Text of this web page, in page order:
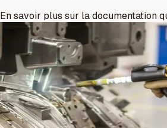
En savoir plus sur la documentation